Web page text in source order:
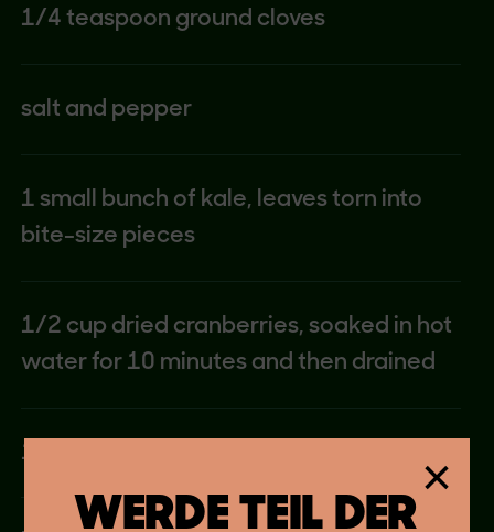
1/4 teaspoon ground cloves
salt and pepper
1 small bunch of kale, leaves torn into
bite-size pieces
1/2 cup dried cranberries, soaked in hot
water for 10 minutes and then drained
1/4 cup pecans
WERDE TEIL DER
×